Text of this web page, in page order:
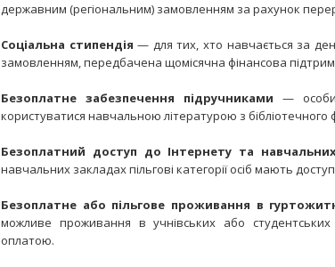
державним (регіональним) замовленням за рахунок
Соціальна стипендія — для тих, хто навчається за
замовленням, передбачена щомісячна фінансова
Безоплатне забезпечення підручниками — особи
користуватися навчальною літературою з бібліотечного
Безоплатний доступ до Інтернету та
навчальних закладах пільгові категорії осіб мають
Безоплатне або пільгове проживання в
можливе проживання в учнівських або
оплатою.